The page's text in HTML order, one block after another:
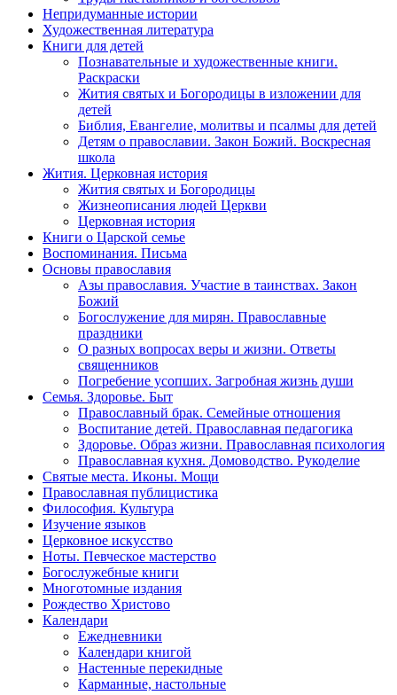
Непридуманные истории
Художественная литература
Книги для детей
Познавательные и художественные книги.
Раскраски
Жития святых и Богородицы в изложении для
детей
Библия, Евангелие, молитвы и псалмы для детей
Детям о православии. Закон Божий. Воскресная
школа
Жития. Церковная история
Жития святых и Богородицы
Жизнеописания людей Церкви
Церковная история
Книги о Царской семье
Воспоминания. Письма
Основы православия
Азы православия. Участие в таинствах. Закон
Божий
Богослужение для мирян. Православные
праздники
О разных вопросах веры и жизни. Ответы
священников
Погребение усопших. Загробная жизнь души
Семья. Здоровье. Быт
Православный брак. Семейные отношения
Воспитание детей. Православная педагогика
Здоровье. Образ жизни. Православная психология
Православная кухня. Домоводство. Рукоделие
Святые места. Иконы. Мощи
Православная публицистика
Философия. Культура
Изучение языков
Церковное искусство
Ноты. Певческое мастерство
Богослужебные книги
Многотомные издания
Рождество Христово
Календари
Ежедневники
Календари книгой
Настенные перекидные
Карманные, настольные